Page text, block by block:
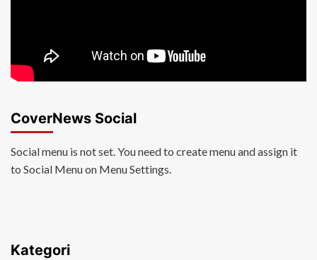
CoverNews Social
Social menu is not set. You need to create menu and assign it
to Social Menu on Menu Settings.
Kategori